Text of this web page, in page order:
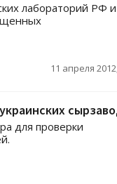
лабораторий РФ и
11 апреля
для проверки